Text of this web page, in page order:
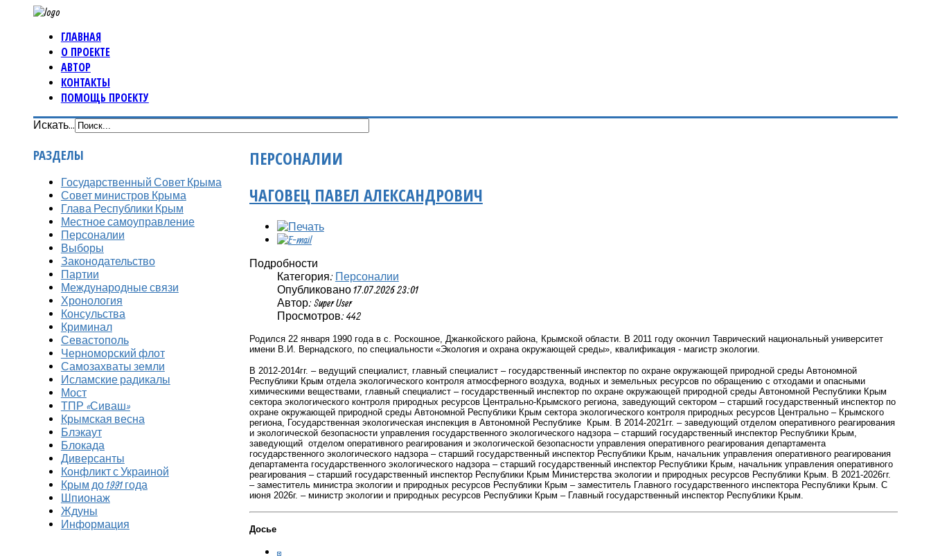
ГЛАВНАЯ
О ПРОЕКТЕ
АВТОР
КОНТАКТЫ
ПОМОЩЬ ПРОЕКТУ
Искать...
ПЕРСОНАЛИИ
ЧАГОВЕЦ ПАВЕЛ АЛЕКСАНДРОВИЧ
Подробности
Категория: Персоналии
Опубликовано 17.07.2026 23:01
Автор: Super User
Просмотров: 442
Родился 22 января 1990 года в с. Роскошное, Джанкойского района, Крымской области. В 2011 году окончил Таврический национальный университет
имени В.И. Вернадского, по специальности «Экология и охрана окружающей среды», квалификация - магистр экологии.
В 2012-2014гг. – ведущий специалист, главный специалист – государственный инспектор по охране окружающей природной среды Автономной
Республики Крым отдела экологического контроля атмосферного воздуха, водных и земельных ресурсов по обращению с отходами и опасными
химическими веществами, главный специалист – государственный инспектор по охране окружающей природной среды Автономной Республики Крым
сектора экологического контроля природных ресурсов Центрально-Крымского региона, заведующий сектором – старший государственный инспектор по
охране окружающей природной среды Автономной Республики Крым сектора экологического контроля природных ресурсов Центрально – Крымского
региона, Государственная экологическая инспекция в Автономной Республике Крым. В 2014-2021гг. – заведующий отделом оперативного реагирования
и экологической безопасности управления государственного экологического надзора – старший государственный инспектор Республики Крым,
заведующий отделом оперативного реагирования и экологической безопасности управления оперативного реагирования департамента
государственного экологического надзора – старший государственный инспектор Республики Крым, начальник управления оперативного реагирования
департамента государственного экологического надзора – старший государственный инспектор Республики Крым, начальник управления оперативного
реагирования – старший государственный инспектор Республики Крым Министерства экологии и природных ресурсов Республики Крым. В 2021-2026гг.
– заместитель министра экологии и природных ресурсов Республики Крым – заместитель Главного государственного инспектора Республики Крым. С
июня 2026г. – министр экологии и природных ресурсов Республики Крым – Главный государственный инспектор Республики Крым.
Досье
РАЗДЕЛЫ
Государственный Совет Крыма
Совет министров Крыма
Глава Республики Крым
Местное самоуправление
Персоналии
Выборы
Законодательство
Партии
Международные связи
Хронология
Консульства
Криминал
Севастополь
Черноморский флот
Самозахваты земли
Исламские радикалы
Мост
ТПР «Сиваш»
Крымская весна
Блэкаут
Блокада
Диверсанты
Конфликт с Украиной
Крым до 1991 года
Шпионаж
Ждуны
Информация